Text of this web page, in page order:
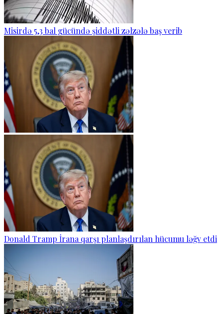
Misirdə 5,3 bal gücündə şiddətli zəlzələ baş verib
Donald Tramp İrana qarşı planlaşdırılan hücumu ləğv etdi